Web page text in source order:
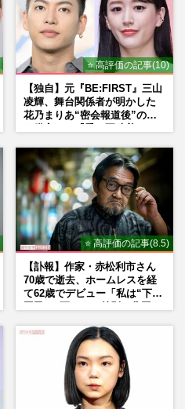
⭐ 高評価の記事(10)
【独自】元『BE:FIRST』三山
凌輝、舞台関係者が明かした
花乃まりあ“密会報道後”の呆
⭐ 高評価の記事(8.5)
【訃報】作家・赤松利市さん
70歳で逝去、ホームレスを経
て62歳でデビュー「私は“下級